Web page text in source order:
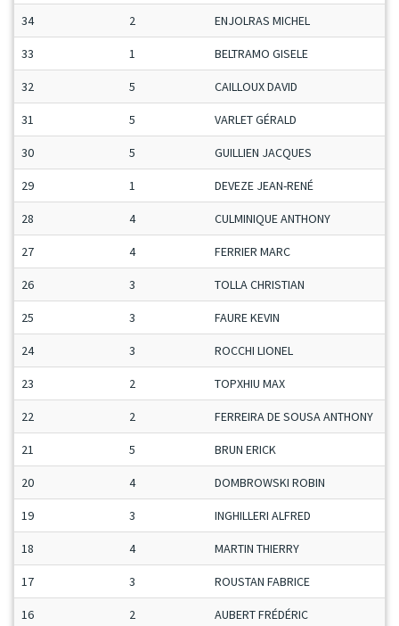
34 2 ENJOLRAS MICHEL
33 1 BELTRAMO GISELE
32 5 CAILLOUX DAVID
31 5 VARLET GÉRALD
30 5 GUILLIEN JACQUES
29 1 DEVEZE JEAN-RENÉ
28 4 CULMINIQUE ANTHONY
27 4 FERRIER MARC
26 3 TOLLA CHRISTIAN
25 3 FAURE KEVIN
24 3 ROCCHI LIONEL
23 2 TOPXHIU MAX
22 2 FERREIRA DE SOUSA ANTHONY
21 5 BRUN ERICK
20 4 DOMBROWSKI ROBIN
19 3 INGHILLERI ALFRED
18 4 MARTIN THIERRY
17 3 ROUSTAN FABRICE
16 2 AUBERT FRÉDÉRIC